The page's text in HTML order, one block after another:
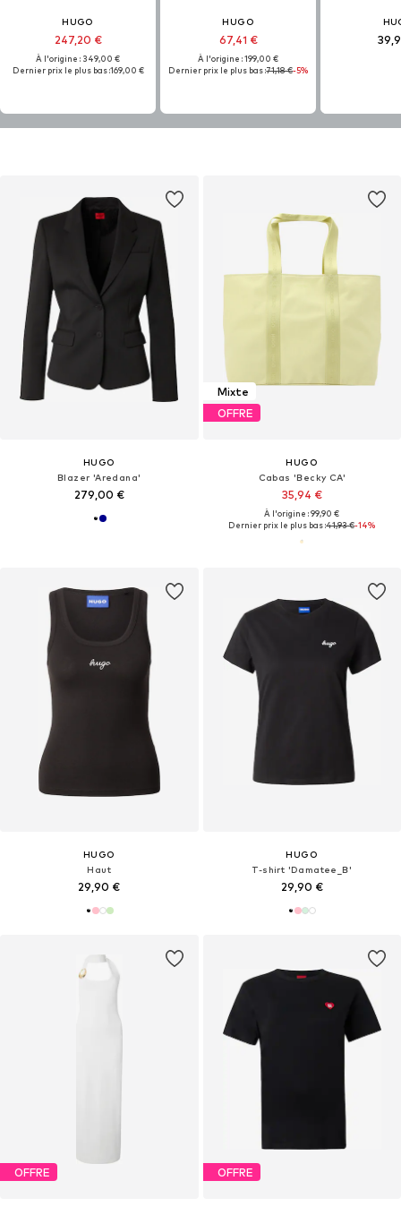
HUGO
247,20 €
À l'origine : 349,00 €
Dernier prix le plus bas :169,00 €
HUGO
67,41 €
À l'origine : 199,00 €
Dernier prix le plus bas :71,18 €-5%
HUGO
Blazer 'Aredana'
279,00 €
Mixte
OFFRE
HUGO
Cabas 'Becky CA'
35,94 €
À l'origine : 99,90 €
Dernier prix le plus bas :41,93 €-14%
HUGO
Haut
29,90 €
HUGO
T-shirt 'Damatee_B'
29,90 €
OFFRE OFFRE